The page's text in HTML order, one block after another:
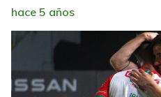
hace 5 años